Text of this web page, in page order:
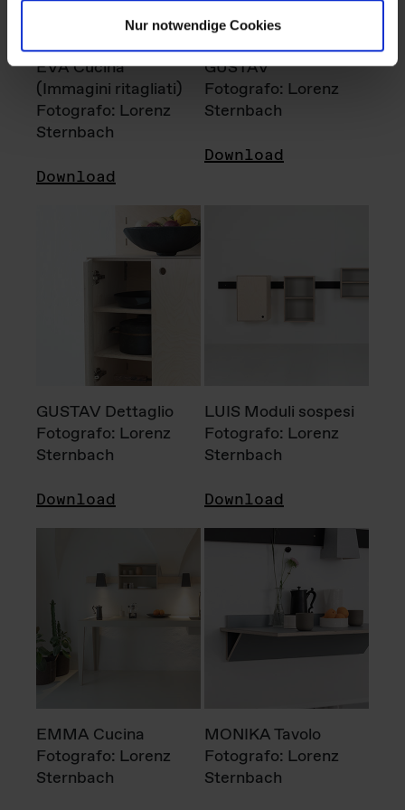
Nur notwendige Cookies
EVA Cucina
(Immagini ritagliati)
Fotografo: Lorenz
Sternbach
Download
GUSTAV
Fotografo: Lorenz
Sternbach
Download
GUSTAV Dettaglio
Fotografo: Lorenz
Sternbach
Download
LUIS Moduli sospesi
Fotografo: Lorenz
Sternbach
Download
EMMA Cucina
Fotografo: Lorenz
Sternbach
MONIKA Tavolo
Fotografo: Lorenz
Sternbach